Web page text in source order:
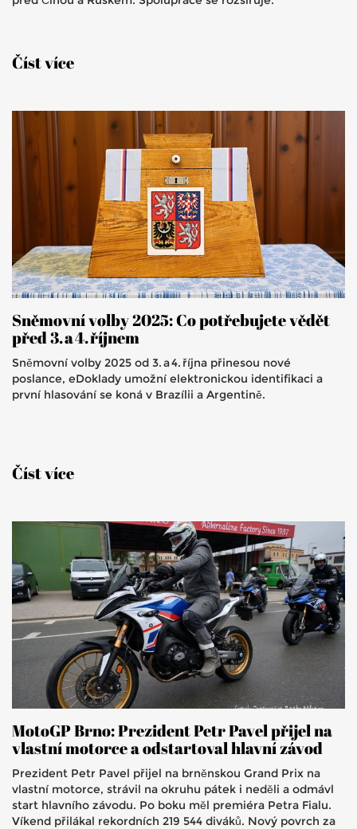
Číst více
Sněmovní volby 2025: Co potřebujete vědět
před 3. a 4. říjnem
Sněmovní volby 2025 od 3. a 4. října přinesou nové
poslance, eDoklady umožní elektronickou identifikaci a
první hlasování se koná v Brazílii a Argentině.
Číst více
MotoGP Brno: Prezident Petr Pavel přijel na
vlastní motorce a odstartoval hlavní závod
Prezident Petr Pavel přijel na brněnskou Grand Prix na
vlastní motorce, strávil na okruhu pátek i neděli a odmávl
start hlavního závodu. Po boku měl premiéra Petra Fialu.
Víkend přilákal rekordních 219 544 diváků. Nový povrch za